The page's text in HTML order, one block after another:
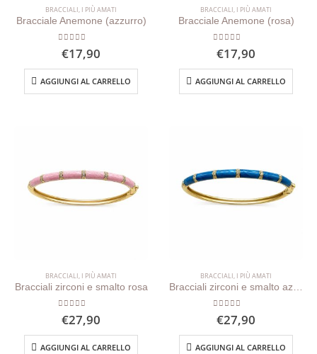
BRACCIALI, I PIÙ AMATI
Bracciale Anemone (azzurro)
out of 5
€17,90
AGGIUNGI AL CARRELLO
BRACCIALI, I PIÙ AMATI
Bracciale Anemone (rosa)
out of 5
€17,90
AGGIUNGI AL CARRELLO
BRACCIALI, I PIÙ AMATI
Bracciali zirconi e smalto rosa
out of 5
€27,90
AGGIUNGI AL CARRELLO
BRACCIALI, I PIÙ AMATI
Bracciali zirconi e smalto azzurro
out of 5
€27,90
AGGIUNGI AL CARRELLO